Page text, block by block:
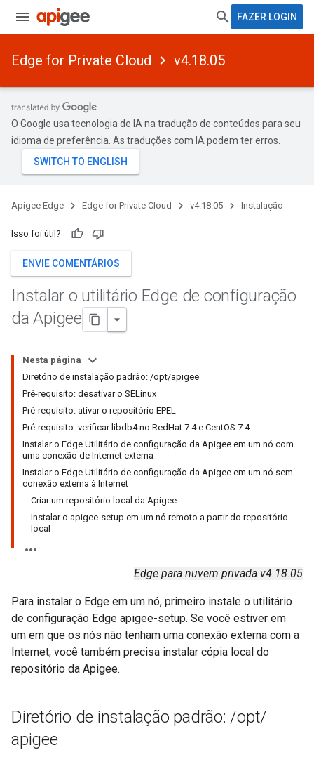
FAZER LOGIN
Edge for Private Cloud v4.18.05
O Google usa tecnologia de IA na tradução de conteúdos para seu
idioma de preferência. As traduções com IA podem ter erros.
Apigee Edge Edge for Private Cloud v4.18.05 Instalação
Isso foi útil?
ENVIE COMENTÁRIOS
Instalar o utilitário Edge de configuração
da Apigee
Nesta página
Diretório de instalação padrão: /opt/apigee
Pré-requisito: desativar o SELinux
Pré-requisito: ativar o repositório EPEL
Pré-requisito: verificar libdb4 no RedHat 7.4 e CentOS 7.4
Instalar o Edge Utilitário de configuração da Apigee em um nó com
uma conexão de Internet externa
Instalar o Edge Utilitário de configuração da Apigee em um nó sem
conexão externa à Internet
Criar um repositório local da Apigee
Instalar o apigee-setup em um nó remoto a partir do repositório
local
Edge para nuvem privada v4.18.05
Para instalar o Edge em um nó, primeiro instale o utilitário
de configuração Edge apigee-setup. Se você estiver em
um em que os nós não tenham uma conexão externa com a
Internet, você também precisa instalar cópia local do
repositório da Apigee.
Diretório de instalação padrão: /opt/
apigee